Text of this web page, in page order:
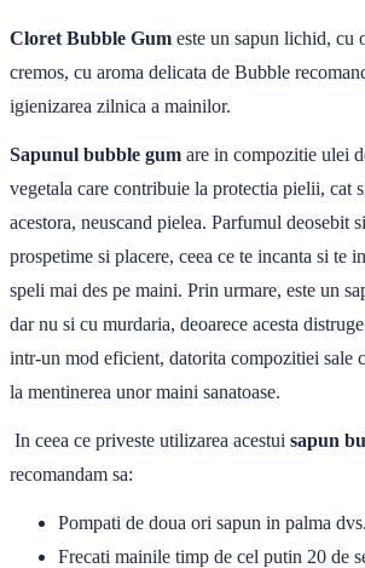
Cloret Bubble Gum este un sapun lichid, cu
cremos, cu aroma delicata de Bubble
igienizarea zilnica a mainilor.
Sapunul bubble gum are in compozitie ulei
vegetala care contribuie la protectia pielii, cat
acestora, neuscand pielea. Parfumul deosebit
prospetime si placere, ceea ce te incanta si te
speli mai des pe maini. Prin urmare, este un
dar nu si cu murdaria, deoarece acesta
intr-un mod eficient, datorita compozitiei sale
la mentinerea unor maini sanatoase.
In ceea ce priveste utilizarea acestui sapun
recomandam sa:
Pompati de doua ori sapun in palma dvs.
Frecati mainile timp de cel putin 20 de